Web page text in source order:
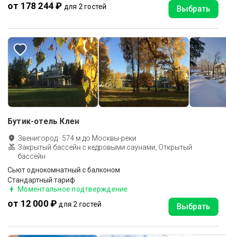
от 178 244 ₽ для 2 гостей Выбрать
Бутик-отель Клен
Звенигород · 574 м до Москвы-реки
Закрытый бассейн с кедровыми саунами, Открытый
бассейн
Сьют однокомнатный c балконом
Стандартный тариф
Моментальное подтверждение
от 12 000 ₽ для 2 гостей Выбрать